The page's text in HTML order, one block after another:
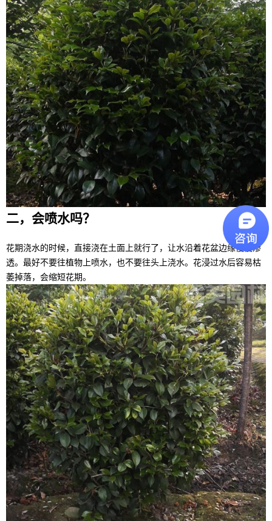
二，会喷水吗？
花期浇水的时候，直接浇在土面上就行了，让水沿着花盆边缘慢慢渗
透。最好不要往植物上喷水，也不要往头上浇水。花浸过水后容易枯
萎掉落，会缩短花期。